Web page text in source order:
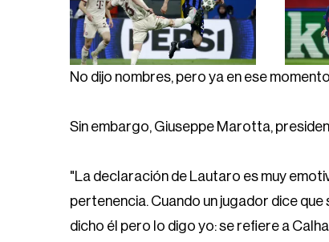
No dijo nombres, pero ya en ese
Sin embargo, Giuseppe Marotta,
"La declaración de Lautaro es muy
pertenencia. Cuando un jugador dice
dicho él pero lo digo yo: se refiere a